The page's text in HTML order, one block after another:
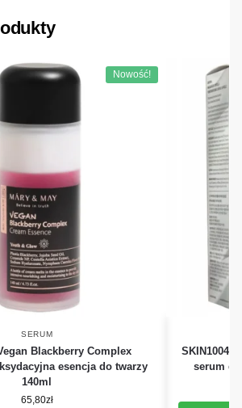
Nowość!
SERUM
Blackberry Complex
esencja do twarzy
140ml
65,80zł
SKIN1004
serum